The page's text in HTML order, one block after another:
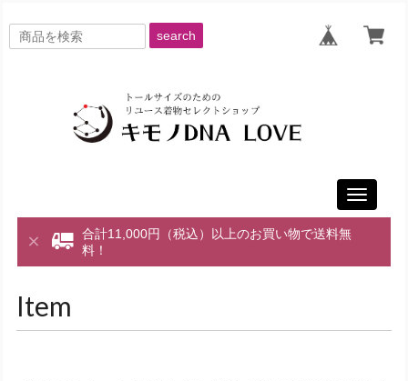
search
Toggle
合計11,000円（税込）以上のお買い物で送料無
料！
Item